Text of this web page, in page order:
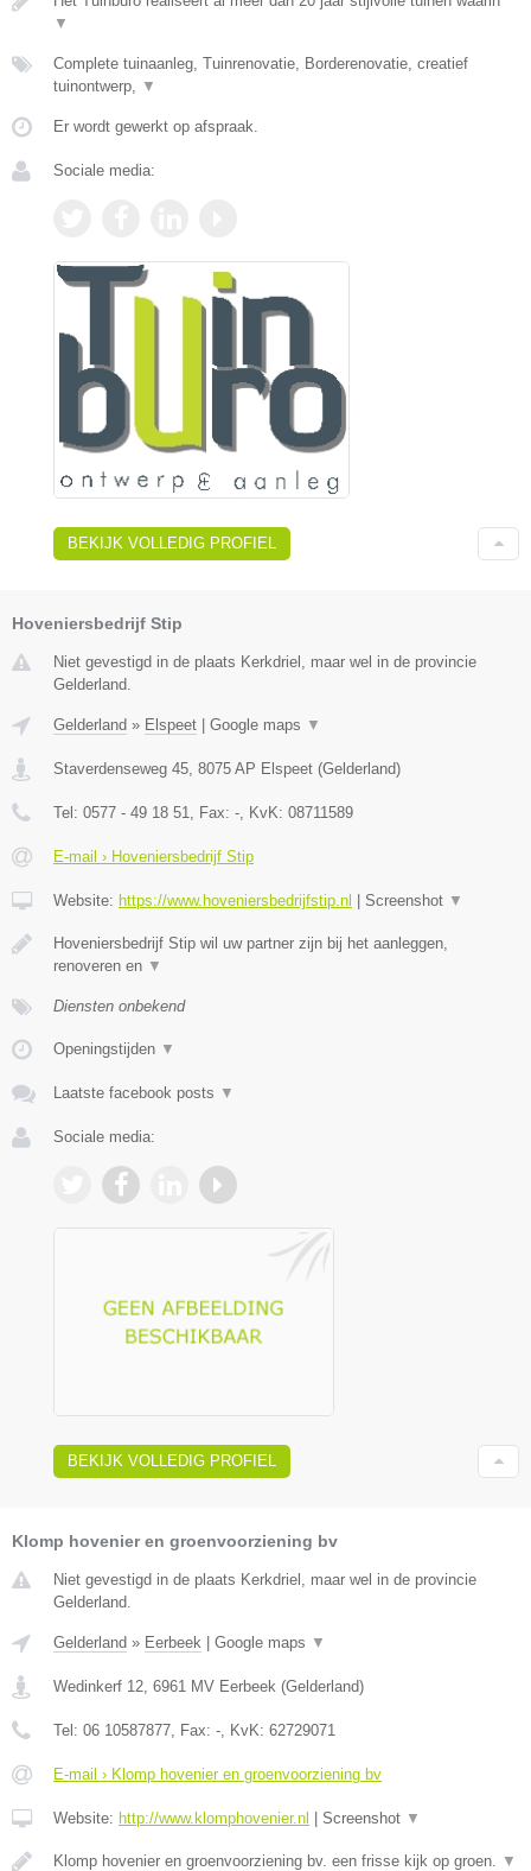
▼
Complete tuinaanleg, Tuinrenovatie, Borderenovatie, creatief
tuinontwerp,
▼
Er wordt gewerkt op afspraak.
Sociale media:
BEKIJK VOLLEDIG PROFIEL
Hoveniersbedrijf Stip
Niet gevestigd in de plaats Kerkdriel, maar wel in de provincie
Gelderland.
Gelderland » Elspeet Google maps ▼
Staverdenseweg 45, 8075 AP Elspeet (Gelderland)
Tel: 0577 - 49 18 51, Fax: -, KvK: 08711589
E-mail › Hoveniersbedrijf Stip
Website: https://www.hoveniersbedrijfstip.nl Screenshot ▼
Hoveniersbedrijf Stip wil uw partner zijn bij het aanleggen,
renoveren en ▼
Diensten onbekend
Openingstijden ▼
Laatste facebook posts ▼
Sociale media:
BEKIJK VOLLEDIG PROFIEL
Klomp hovenier en groenvoorziening bv
Niet gevestigd in de plaats Kerkdriel, maar wel in de provincie
Gelderland.
Gelderland » Eerbeek Google maps ▼
Wedinkerf 12 6961 MV Eerbeek (Gelderland)
Tel: 06 10587877 , Fax: - , KvK: 62729071
E-mail › Klomp hovenier en groenvoorziening bv
Website: http://www.klomphovenier.nl Screenshot ▼
Klomp hovenier en groenvoorziening bv. een frisse kijk op groen. ▼